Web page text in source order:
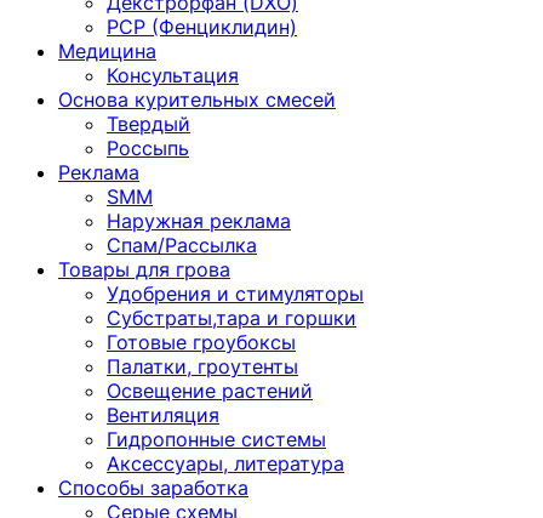
PCP (Фенциклидин)
Медицина
Консультация
Основа курительных смесей
Твердый
Россыпь
Реклама
SMM
Наружная реклама
Спам/Рассылка
Товары для грова
Удобрения и стимуляторы
Субстраты,тара и горшки
Готовые гроубоксы
Палатки, гроутенты
Освещение растений
Вентиляция
Гидропонные системы
Аксессуары, литература
Способы заработка
Серые схемы